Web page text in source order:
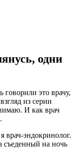
одни
говорили это врачу,
из серии
И как врач
врач-эндокринолог.
съеденный на ночь